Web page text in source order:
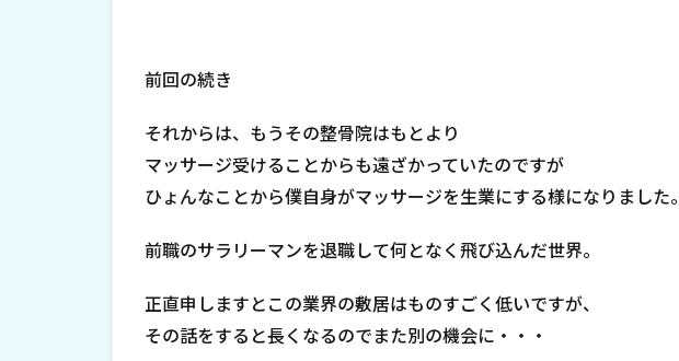
前回の続き
それからは、もうその整骨院はもとより
マッサージ受けることからも遠ざかっていたのですが
ひょんなことから僕自身がマッサージを生業にする様になりました。
前職のサラリーマンを退職して何となく飛び込んだ世界。
正直申しますとこの業界の敷居はものすごく低いですが、
その話をすると長くなるのでまた別の機会に・・・